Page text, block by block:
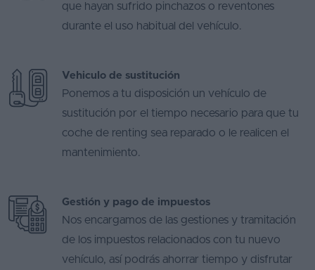
que hayan sufrido pinchazos o reventones
durante el uso habitual del vehículo.
Vehiculo de sustitución
Ponemos a tu disposición un vehículo de
sustitución por el tiempo necesario para que tu
coche de renting sea reparado o le realicen el
mantenimiento.
Gestión y pago de impuestos
Nos encargamos de las gestiones y tramitación
de los impuestos relacionados con tu nuevo
vehículo, así podrás ahorrar tiempo y disfrutar